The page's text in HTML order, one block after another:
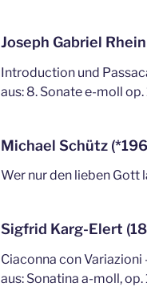
Joseph Gabriel
Introduction und
aus: 8. Sonate e-moll op.
Michael Schütz
Wer nur den lieben Gott
Sigfrid Karg-Elert
Ciaconna con Variazioni
aus: Sonatina a-moll, op.